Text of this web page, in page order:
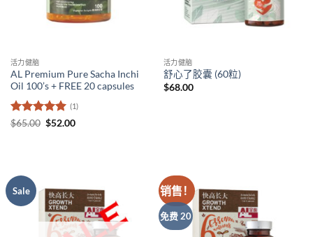
活力健脑
AL Premium Pure Sacha Inchi
Oil 100’s + FREE 20 capsules
评分5 （满
(1)
$65.00 原
$52.00当
活力健脑
舒心了胶囊 (60粒)
$68.00
Sale 销售！
免费 20